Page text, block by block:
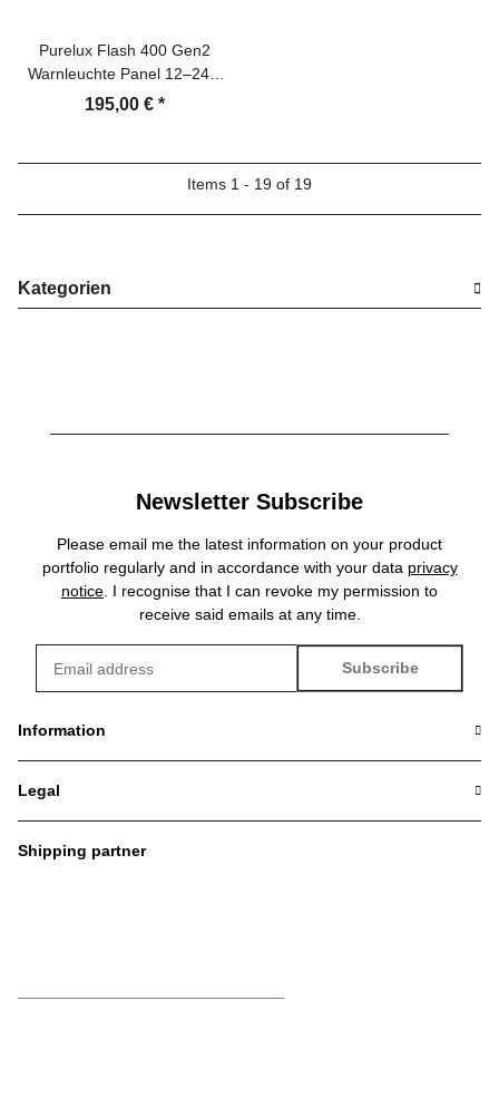
Purelux Flash 400 Gen2
Warnleuchte Panel 12–24V,
78W – 400mm
195,00 € *
Items 1 - 19 of 19
Kategorien
Newsletter Subscribe
Please email me the latest information on your product
portfolio regularly and in accordance with your data privacy
notice. I recognise that I can revoke my permission to
receive said emails at any time.
Subscribe
Information
Legal
Shipping partner